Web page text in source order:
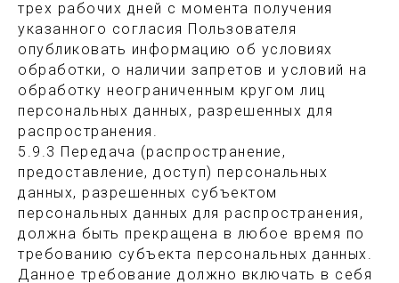
трех рабочих дней с момента получения
указанного согласия Пользователя
опубликовать информацию об условиях
обработки, о наличии запретов и условий на
обработку неограниченным кругом лиц
персональных данных, разрешенных для
распространения.
5.9.3 Передача (распространение,
предоставление, доступ) персональных
данных, разрешенных субъектом
персональных данных для распространения,
должна быть прекращена в любое время по
требованию субъекта персональных данных.
Данное требование должно включать в себя